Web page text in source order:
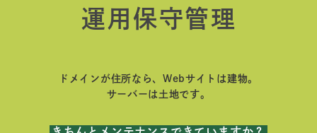
運 用 保守管理
ドメインが住所なら、Webサイトは建物。
サーバーは土地です。